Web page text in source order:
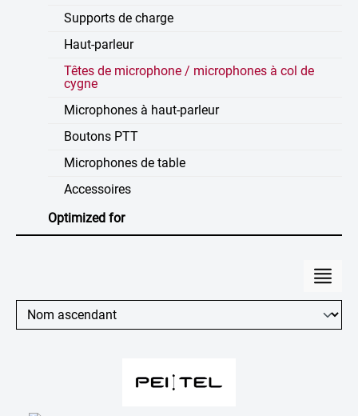
Supports de charge
Haut-parleur
Têtes de microphone / microphones à col de
cygne
Microphones à haut-parleur
Boutons PTT
Microphones de table
Accessoires
Optimized for